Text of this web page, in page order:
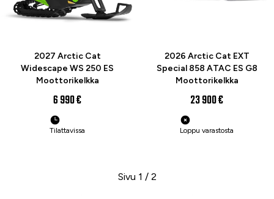
2027 Arctic Cat
Widescape WS 250 ES
Moottorikelkka
6 990 €
Tilattavissa
2026 Arctic Cat EXT
Special 858 ATAC ES G8
Moottorikelkka
23 900 €
Loppu varastosta
Sivu 1 / 2